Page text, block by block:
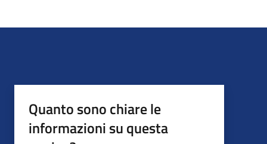
Quanto sono chiare le
informazioni su questa